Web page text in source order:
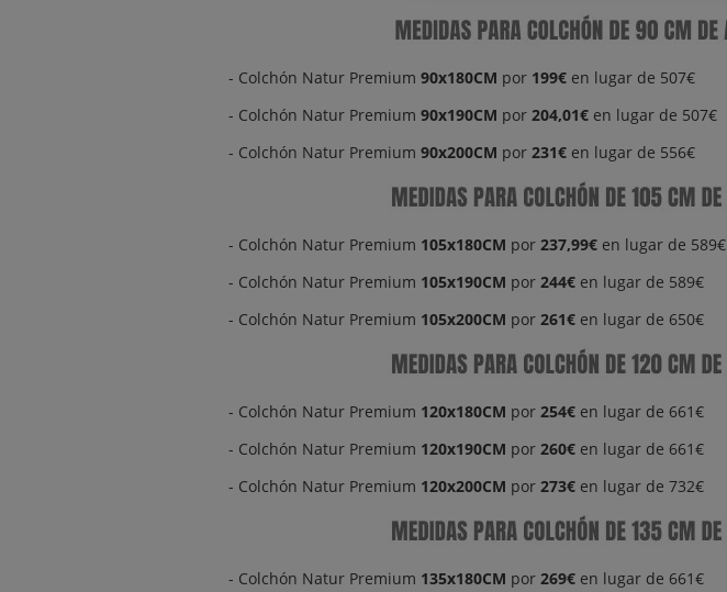
- Colchón Natur Premium 90x180CM por 199€ en lugar de 507€
- Colchón Natur Premium 90x190CM por 204,01€ en lugar de 507€
- Colchón Natur Premium 90x200CM por 231€ en lugar de 556€
- Colchón Natur Premium 105x180CM por 237,99€ en lugar de 589€
- Colchón Natur Premium 105x190CM por 244€ en lugar de 589€
- Colchón Natur Premium 105x200CM por 261€ en lugar de 650€
- Colchón Natur Premium 120x180CM por 254€ en lugar de 661€
- Colchón Natur Premium 120x190CM por 260€ en lugar de 661€
- Colchón Natur Premium 120x200CM por 273€ en lugar de 732€
- Colchón Natur Premium 135x180CM por 269€ en lugar de 661€